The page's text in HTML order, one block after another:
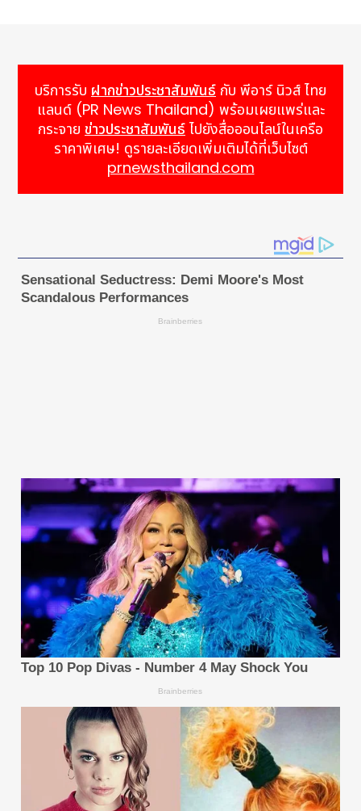
บริการรับ ฝากข่าวประชาสัมพันธ์ กับ พีอาร์ นิวส์ ไทย
แลนด์ (PR News Thailand) พร้อมเผยแพร่และ
กระจาย ข่าวประชาสัมพันธ์ ไปยังสื่อออนไลน์ในเครือ
ราคาพิเศษ! ดูรายละเอียดเพิ่มเติมได้ที่เว็บไซต์
prnewsthailand.com